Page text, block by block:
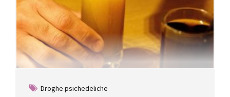
Droghe psichedeliche